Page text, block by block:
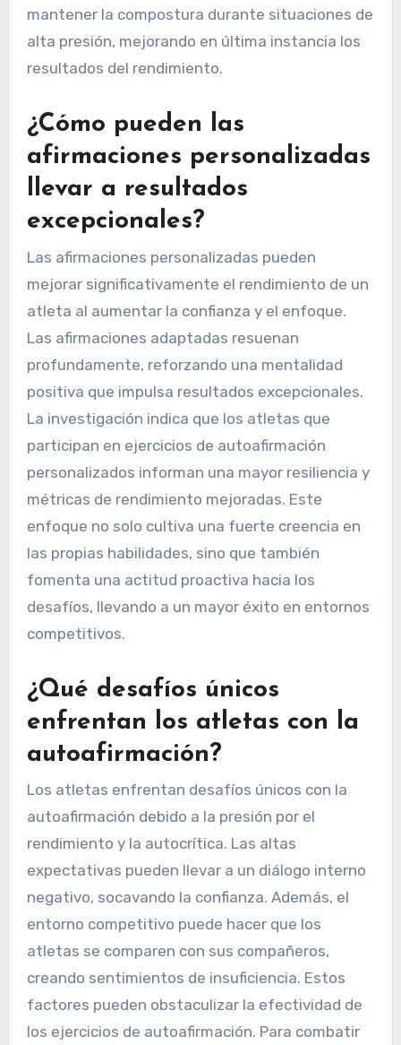
mantener la compostura durante situaciones de
alta presión, mejorando en última instancia los
resultados del rendimiento.
¿Cómo pueden las
afirmaciones personalizadas
llevar a resultados
excepcionales?
Las afirmaciones personalizadas pueden
mejorar significativamente el rendimiento de un
atleta al aumentar la confianza y el enfoque.
Las afirmaciones adaptadas resuenan
profundamente, reforzando una mentalidad
positiva que impulsa resultados excepcionales.
La investigación indica que los atletas que
participan en ejercicios de autoafirmación
personalizados informan una mayor resiliencia y
métricas de rendimiento mejoradas. Este
enfoque no solo cultiva una fuerte creencia en
las propias habilidades, sino que también
fomenta una actitud proactiva hacia los
desafíos, llevando a un mayor éxito en entornos
competitivos.
¿Qué desafíos únicos
enfrentan los atletas con la
autoafirmación?
Los atletas enfrentan desafíos únicos con la
autoafirmación debido a la presión por el
rendimiento y la autocrítica. Las altas
expectativas pueden llevar a un diálogo interno
negativo, socavando la confianza. Además, el
entorno competitivo puede hacer que los
atletas se comparen con sus compañeros,
creando sentimientos de insuficiencia. Estos
factores pueden obstaculizar la efectividad de
los ejercicios de autoafirmación. Para combatir